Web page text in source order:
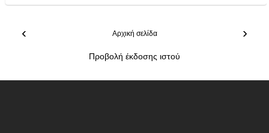
‹ ›
Αρχική σελίδα
Προβολή έκδοσης ιστού